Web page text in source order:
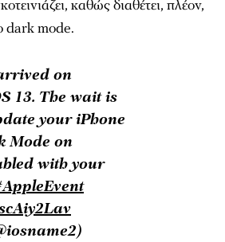
καθώς διαθέτει, πλέον,
dark mode.
on
13. The wait is
your iPhone
Mode on
with your